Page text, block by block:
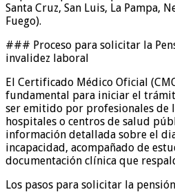
Santa Cruz, San Luis, La Pampa,
Fuego).
### Proceso para solicitar la
invalidez laboral
El Certificado Médico Oficial
fundamental para iniciar el
ser emitido por profesionales de
hospitales o centros de salud
información detallada sobre el
incapacidad, acompañado de
documentación clínica que
Los pasos para solicitar la